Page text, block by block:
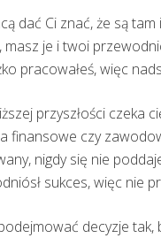
dać Ci znać, że są
masz je i twoi
pracowałeś, więc
przyszłości czeka
finansowe czy
nigdy się nie
sukces, więc nie
decyzje